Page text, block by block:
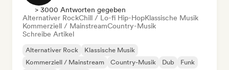
> 3000 Antworten gegeben
Alternativer RockChill / Lo-fi Hip-HopKlassische Musik
Kommerziell / MainstreamCountry-Musik
Schreibe Artikel
Alternativer Rock
Klassische Musik
Kommerziell / Mainstream
Country-Musik Dub
Funk